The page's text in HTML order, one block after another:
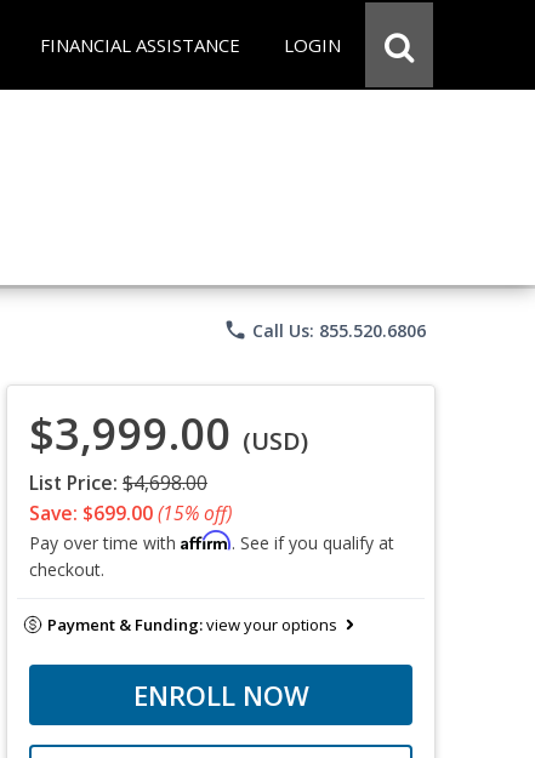
FINANCIAL ASSISTANCE LOGIN
phone Call Us: 855.520.6806
$3,999.00 (USD)
List Price: $4,698.00
Save: $699.00(15% off)
Pay over time with Affirm. See if you qualify at
checkout.
Payment & Funding:view your options
ENROLL NOW